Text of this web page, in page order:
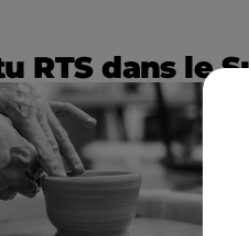
RTS dans le